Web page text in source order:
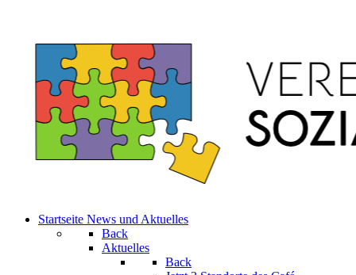
Startseite News und Aktuelles
Back
Aktuelles
Back